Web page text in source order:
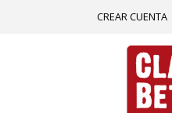
CREAR CUENTA